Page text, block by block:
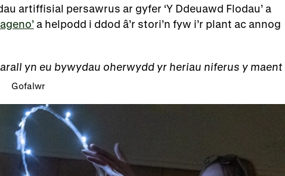
artiffisial persawrus ar gyfer ‘Y Ddeuawd Flodau’ a
a helpodd i ddod â’r stori’n fyw i’r plant ac annog
yn eu bywydau oherwydd yr heriau niferus y
Gofalwr